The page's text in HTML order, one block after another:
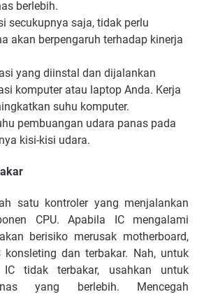
berlebih.
secukupnya saja, tidak perlu
akan berpengaruh terhadap kinerja
yang diinstal dan dijalankan
komputer atau laptop Anda. Kerja
suhu komputer.
pembuangan udara panas pada
kisi-kisi udara.
satu kontroler yang menjalankan
CPU. Apabila IC mengalami
berisiko merusak motherboard,
dan terbakar. Nah, untuk
IC tidak terbakar, usahkan untuk
yang berlebih. Mencegah